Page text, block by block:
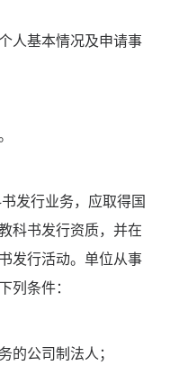
基本情况及申请事
发行业务，应取得国
科书发行资质，并在
发行活动。单位从事
列条件：
公司制法人；